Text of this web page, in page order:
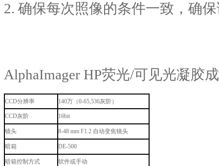
2. 确保每次照像的条件一致，确
AlphaImager HP荧光/可见光凝胶
CCD分辨率 140万（0-65,536灰阶）
CCD灰阶 16bit
镜头 8-48 mm F1.2 自动变焦镜头
暗箱 DE-500
暗箱控制方式 软件或手动